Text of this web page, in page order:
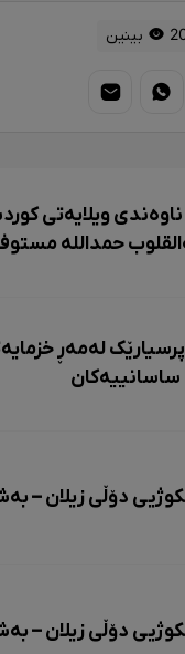
ناوەندی ویلایەتی
حمداللە
لەمەڕ
ساسانییەکان
دۆڵی زیلان –
دۆڵی زیلان –